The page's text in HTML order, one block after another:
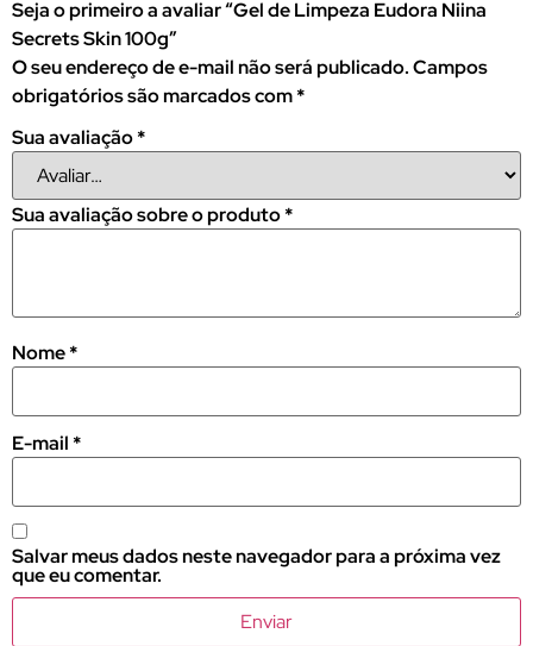
Seja o primeiro a avaliar “Gel de Limpeza Eudora Niina
Secrets Skin 100g”
O seu endereço de e-mail não será publicado.Campos
obrigatórios são marcados com*
Sua avaliação*
Sua avaliação sobre o produto*
Nome*
E-mail *
Salvar meus dados neste navegador para a próxima vez
que eu comentar.